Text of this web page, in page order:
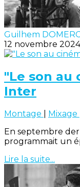
Guilhem
12 novembre 2024
"Le son au
Inter
Montage Mixage
En septembre
programmait un
Lire la suite...